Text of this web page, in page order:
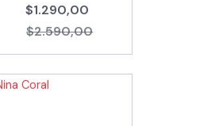
$1.290,00
$2.590,00